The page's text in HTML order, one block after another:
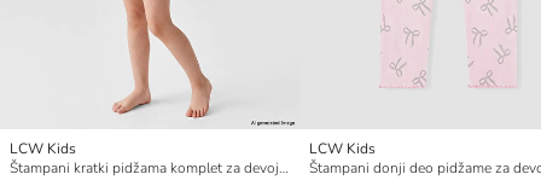
LCW Kids
Štampani kratki pidžama komplet za devojčice
LCW Kids
Štampani donji deo pidžame za